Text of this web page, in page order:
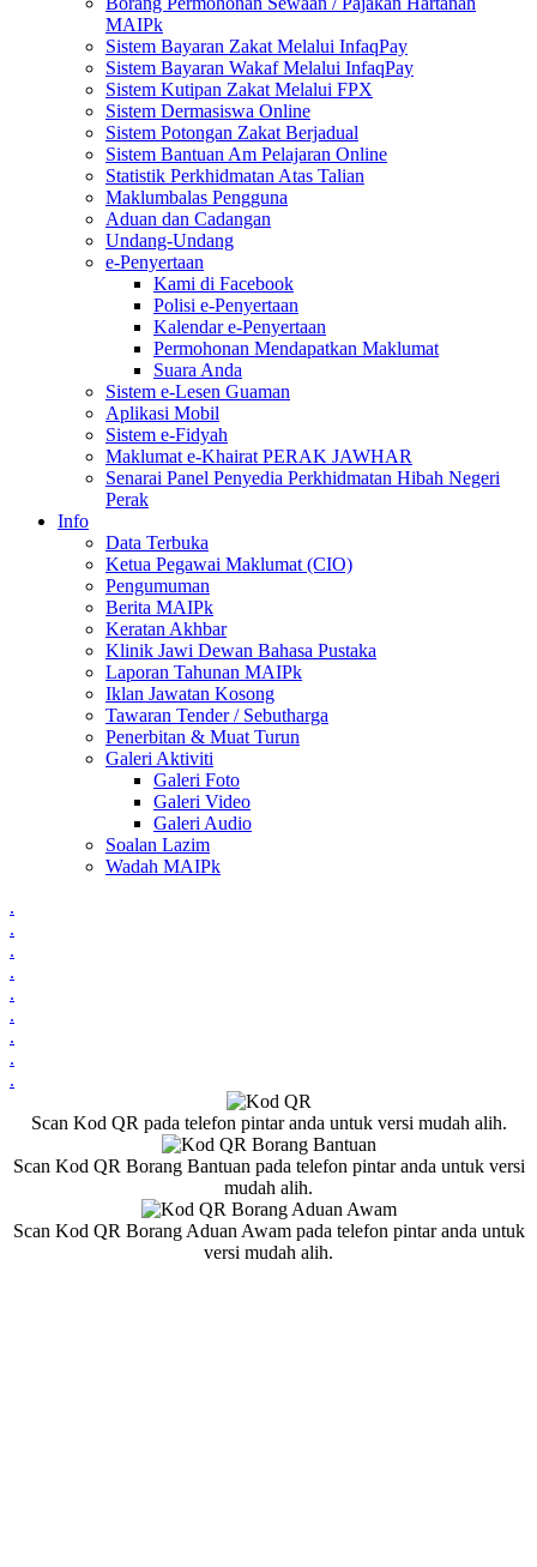
MAIPk
Sistem Bayaran Zakat Melalui InfaqPay
Sistem Bayaran Wakaf Melalui InfaqPay
Sistem Kutipan Zakat Melalui FPX
Sistem Dermasiswa Online
Sistem Potongan Zakat Berjadual
Sistem Bantuan Am Pelajaran Online
Statistik Perkhidmatan Atas Talian
Maklumbalas Pengguna
Aduan dan Cadangan
Undang-Undang
e-Penyertaan
Kami di Facebook
Polisi e-Penyertaan
Kalendar e-Penyertaan
Permohonan Mendapatkan Maklumat
Suara Anda
Sistem e-Lesen Guaman
Aplikasi Mobil
Sistem e-Fidyah
Maklumat e-Khairat PERAK JAWHAR
Senarai Panel Penyedia Perkhidmatan Hibah Negeri
Perak
Info
Data Terbuka
Ketua Pegawai Maklumat (CIO)
Pengumuman
Berita MAIPk
Keratan Akhbar
Klinik Jawi Dewan Bahasa Pustaka
Laporan Tahunan MAIPk
Iklan Jawatan Kosong
Tawaran Tender / Sebutharga
Penerbitan & Muat Turun
Galeri Aktiviti
Galeri Foto
Galeri Video
Galeri Audio
Soalan Lazim
Wadah MAIPk
.
.
.
.
.
.
.
.
.
Scan Kod QR pada telefon pintar anda untuk versi mudah alih.
Scan Kod QR Borang Bantuan pada telefon pintar anda untuk versi
mudah alih.
Scan Kod QR Borang Aduan Awam pada telefon pintar anda untuk
versi mudah alih.